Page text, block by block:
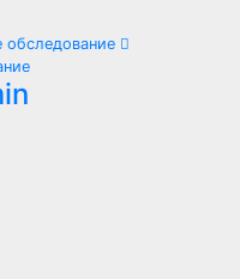
обследование